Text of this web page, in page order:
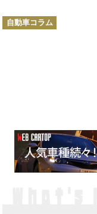
カ
テ
自動車コラム